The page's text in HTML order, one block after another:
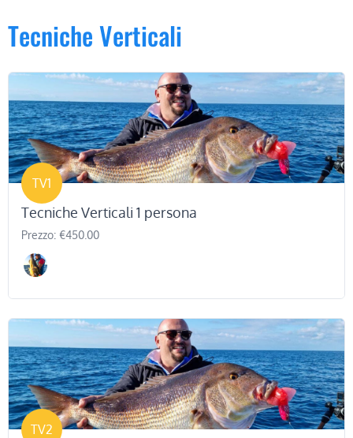
Tecniche Verticali
TV1
Tecniche Verticali 1 persona
Prezzo: €450.00
TV2